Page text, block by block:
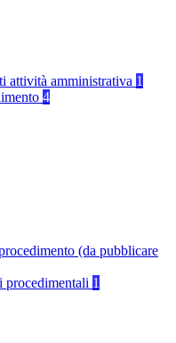
attività amministrativa 1
4
(da pubblicare
procedimentali 1